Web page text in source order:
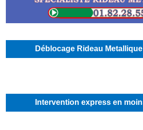
Déblocage Rideau
Intervention express en